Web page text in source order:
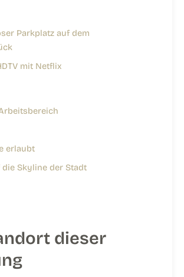
Parkplatz auf dem
mit Netflix
erlaubt
Skyline der Stadt
dieser